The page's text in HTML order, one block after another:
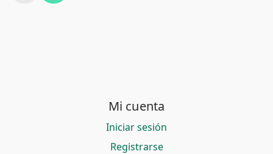
Mi cuenta
Iniciar sesión
Registrarse